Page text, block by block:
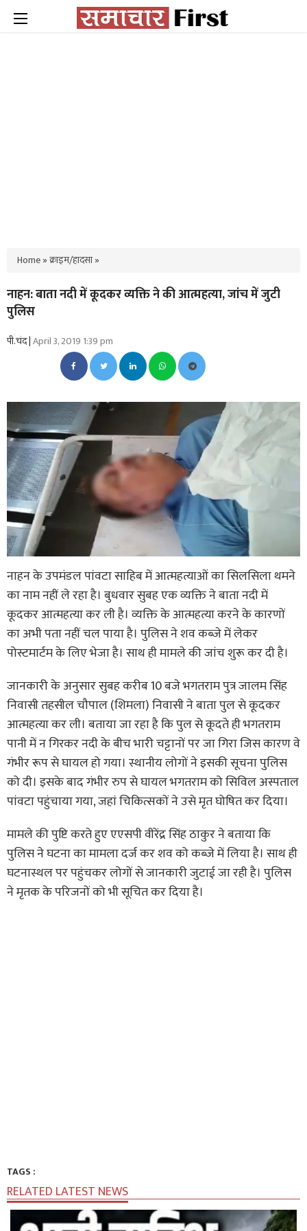
Home»क्राइम/हादसा»
नाहन: बाता नदी में कूदकर व्यक्ति ने की आत्महत्या, जांच में जुटी
पुलिस
पी.चंद |April 3, 2019 1:39 pm
नाहन के उपमंडल पांवटा साहिब में आत्महत्याओं का सिलसिला थमने
का नाम नहीं ले रहा है। बुधवार सुबह एक व्यक्ति ने बाता नदी में
कूदकर आत्महत्या कर ली है। व्यक्ति के आत्महत्या करने के कारणों
का अभी पता नहीं चल पाया है। पुलिस ने शव कब्जे में लेकर
पोस्टमार्टम के लिए भेजा है। साथ ही मामले की जांच शुरू कर दी है।
जानकारी के अनुसार सुबह करीब 10 बजे भगतराम पुत्र जालम सिंह
निवासी तहसील चौपाल (शिमला) निवासी ने बाता पुल से कूदकर
आत्महत्या कर ली। बताया जा रहा है कि पुल से कूदते ही भगतराम
पानी में न गिरकर नदी के बीच भारी चट्टानों पर जा गिरा जिस कारण वे
गंभीर रूप से घायल हो गया। स्थानीय लोगों ने इसकी सूचना पुलिस
को दी। इसके बाद गंभीर रुप से घायल भगतराम को सिविल अस्पताल
पांवटा पहुंचाया गया, जहां चिकित्सकों ने उसे मृत घोषित कर दिया।
मामले की पुष्टि करते हुए एएसपी वीरेंद्र सिंह ठाकुर ने बताया कि
पुलिस ने घटना का मामला दर्ज कर शव को कब्जे में लिया है। साथ ही
घटनास्थल पर पहुंचकर लोगों से जानकारी जुटाई जा रही है। पुलिस
ने मृतक के परिजनों को भी सूचित कर दिया है।
TAGS :
RELATED LATEST NEWS